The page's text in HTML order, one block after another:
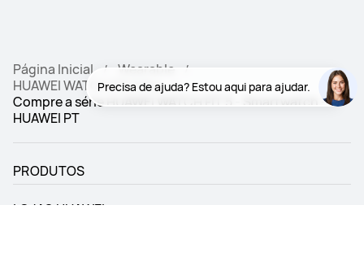
Página Inicial
Wearable
HUAWEI WATCH FIT 5 Pro
Compre a série HUAWEI WATCH FIT 5 - Smartwatch -
HUAWEI PT
PRODUTOS
LOJAS HUAWEI